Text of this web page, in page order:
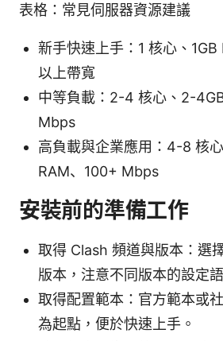
表格：常見伺服器資源建議
新手快速上手：1 核心、
以上帶寬
中等負載：2-4 核心、2-
Mbps
高負載與企業應用：4-8 核
RAM、100+ Mbps
安裝前的準備工作
取得 Clash 頻道與版本：選
版本，注意不同版本的設定
取得配置範本：官方範本或
為起點，便於快速上手。